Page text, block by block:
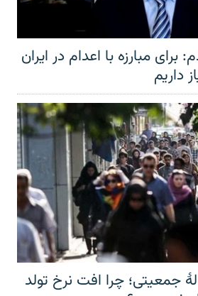
مبارزه با اعدام در ایران
داریم
جمعیتی؛ چرا افت نرخ تولد